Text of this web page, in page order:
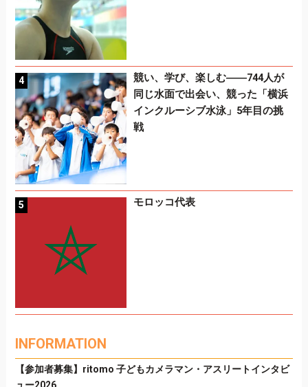
競い、学び、楽しむ――744人が
同じ水面で出会い、競った「横浜
インクルーシブ水泳」5年目の挑
戦
モロッコ代表
INFORMATION
【参加者募集】ritomo 子どもカメラマン・アスリートインタビ